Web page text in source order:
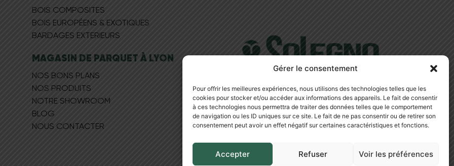
Gérer le consentement
Pour offrir les meilleures expériences, nous utilisons des technologies telles que les
cookies pour stocker et/ou accéder aux informations des appareils. Le fait de consentir
à ces technologies nous permettra de traiter des données telles que le comportement
de navigation ou les ID uniques sur ce site. Le fait de ne pas consentir ou de retirer son
consentement peut avoir un effet négatif sur certaines caractéristiques et fonctions.
Accepter Refuser Voir les préférences
BOIS COMPOSITES
BOIS EUROPÉEN​S & EXOTIQUES
BARDAGES EXTERIEURS
MAGASIN DE PARQUET À LYON
NOS BONS PLANS
NOS PRODUITS
NOTRE SHOWROOM
BLOG
NOUS CONTACTER